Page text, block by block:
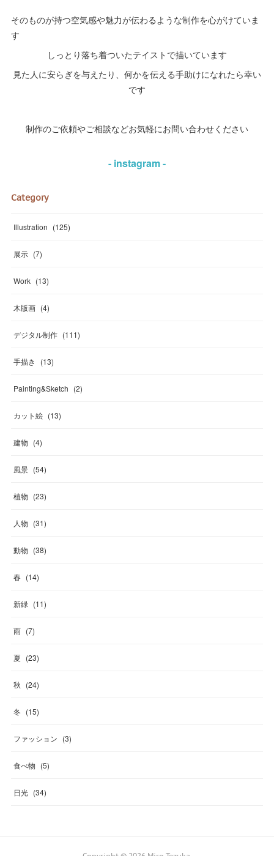
そのものが持つ空気感や魅力が伝わるような制作を心がけていま
す
しっとり落ち着ついたテイストで描いています
見た人に安らぎを与えたり、何かを伝える手助けになれたら幸い
です
制作のご依頼やご相談などお気軽にお問い合わせください
- instagram -
Category
Illustration (125)
展示 (7)
Work (13)
木版画 (4)
デジタル制作 (111)
手描き (13)
Painting&Sketch (2)
カット絵 (13)
建物 (4)
風景 (54)
植物 (23)
人物 (31)
動物 (38)
春 (14)
新緑 (11)
雨 (7)
夏 (23)
秋 (24)
冬 (15)
ファッション (3)
食べ物 (5)
日光 (34)